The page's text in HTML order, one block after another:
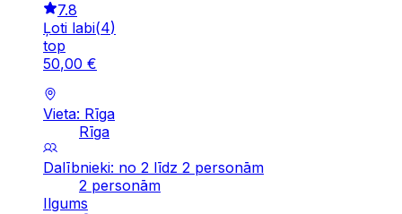
7.8
Ļoti labi(4)
top
50,00 €
Vieta: Rīga
Rīga
Dalībnieki: no 2 līdz 2 personām
2 personām
Ilgums